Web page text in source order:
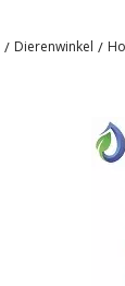
Dierenwinkel